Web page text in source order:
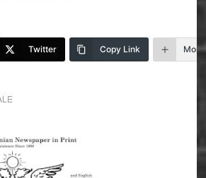
Twitter Copy Link More